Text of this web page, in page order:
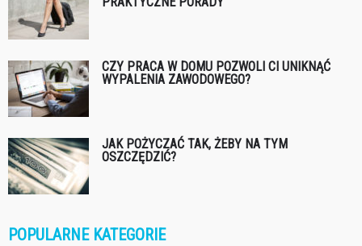
CZY PRACA W DOMU POZWOLI CI UNIKNĄĆ
WYPALENIA ZAWODOWEGO?
JAK POŻYCZAĆ TAK, ŻEBY NA TYM
OSZCZĘDZIĆ?
POPULARNE KATEGORIE